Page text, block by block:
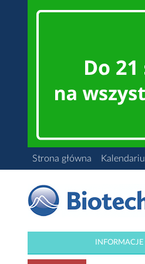
Strona główna
INFORMACJE